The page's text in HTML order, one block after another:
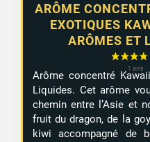
ARÔME
EXOTIQUES
ARÔMES ET
Arôme concentré
Liquides. Cet arôme
chemin entre l’Asie et
fruit du dragon, de la
kiwi accompagné de